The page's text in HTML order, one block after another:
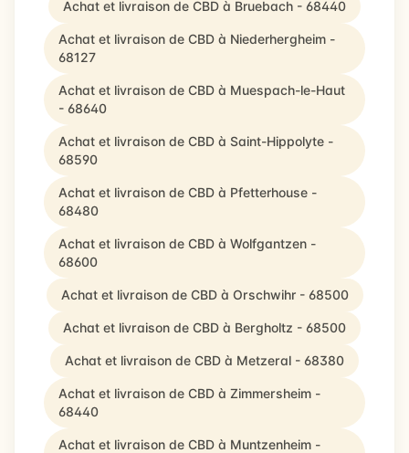
Achat et livraison de CBD à Bruebach - 68440
Achat et livraison de CBD à Niederhergheim -
68127
Achat et livraison de CBD à Muespach-le-Haut
- 68640
Achat et livraison de CBD à Saint-Hippolyte -
68590
Achat et livraison de CBD à Pfetterhouse -
68480
Achat et livraison de CBD à Wolfgantzen -
68600
Achat et livraison de CBD à Orschwihr - 68500
Achat et livraison de CBD à Bergholtz - 68500
Achat et livraison de CBD à Metzeral - 68380
Achat et livraison de CBD à Zimmersheim -
68440
Achat et livraison de CBD à Muntzenheim -